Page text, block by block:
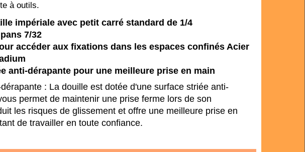
à outils.
impériale avec petit carré standard de 1/4
7/32
accéder aux fixations dans les espaces confinés Acier
anti-dérapante pour une meilleure prise en main
: La douille est dotée d'une surface striée anti-
permet de maintenir une prise ferme lors de son
les risques de glissement et offre une meilleure prise en
de travailler en toute confiance.